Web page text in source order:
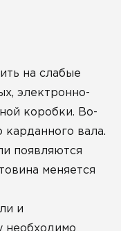
на слабые
электронно-
коробки. Во-
карданного вала.
появляются
меняется
и
необходимо